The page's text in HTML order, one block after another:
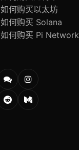
如何购买以太坊
如何购买 Solana
如何购买 Pi Network